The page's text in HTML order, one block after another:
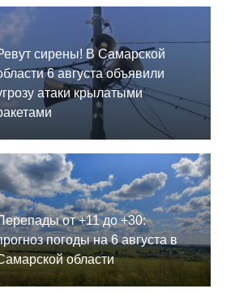
сирены! В Самарской
6 августа объявили
атаки крылатыми
от +11 до +30:
погоды на 6 августа в
области